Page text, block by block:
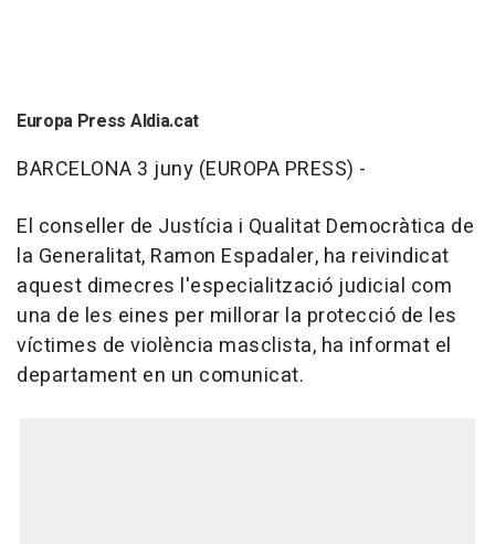
Europa Press Aldia.cat
BARCELONA 3 juny (EUROPA PRESS) -
El conseller de Justícia i Qualitat Democràtica de
la Generalitat, Ramon Espadaler, ha reivindicat
aquest dimecres l'especialització judicial com
una de les eines per millorar la protecció de les
víctimes de violència masclista, ha informat el
departament en un comunicat.